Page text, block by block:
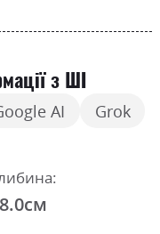
з ШІ
AI Grok